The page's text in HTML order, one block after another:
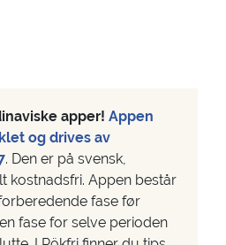
apper! Appen
og drives av
. Den er på svensk,
kostnadsfri. Appen består
fase før
fase for selve perioden